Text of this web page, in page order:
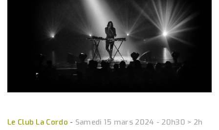
Le Club La Cordo - Samedi 15 mars 2024 - 20h30 > 2h